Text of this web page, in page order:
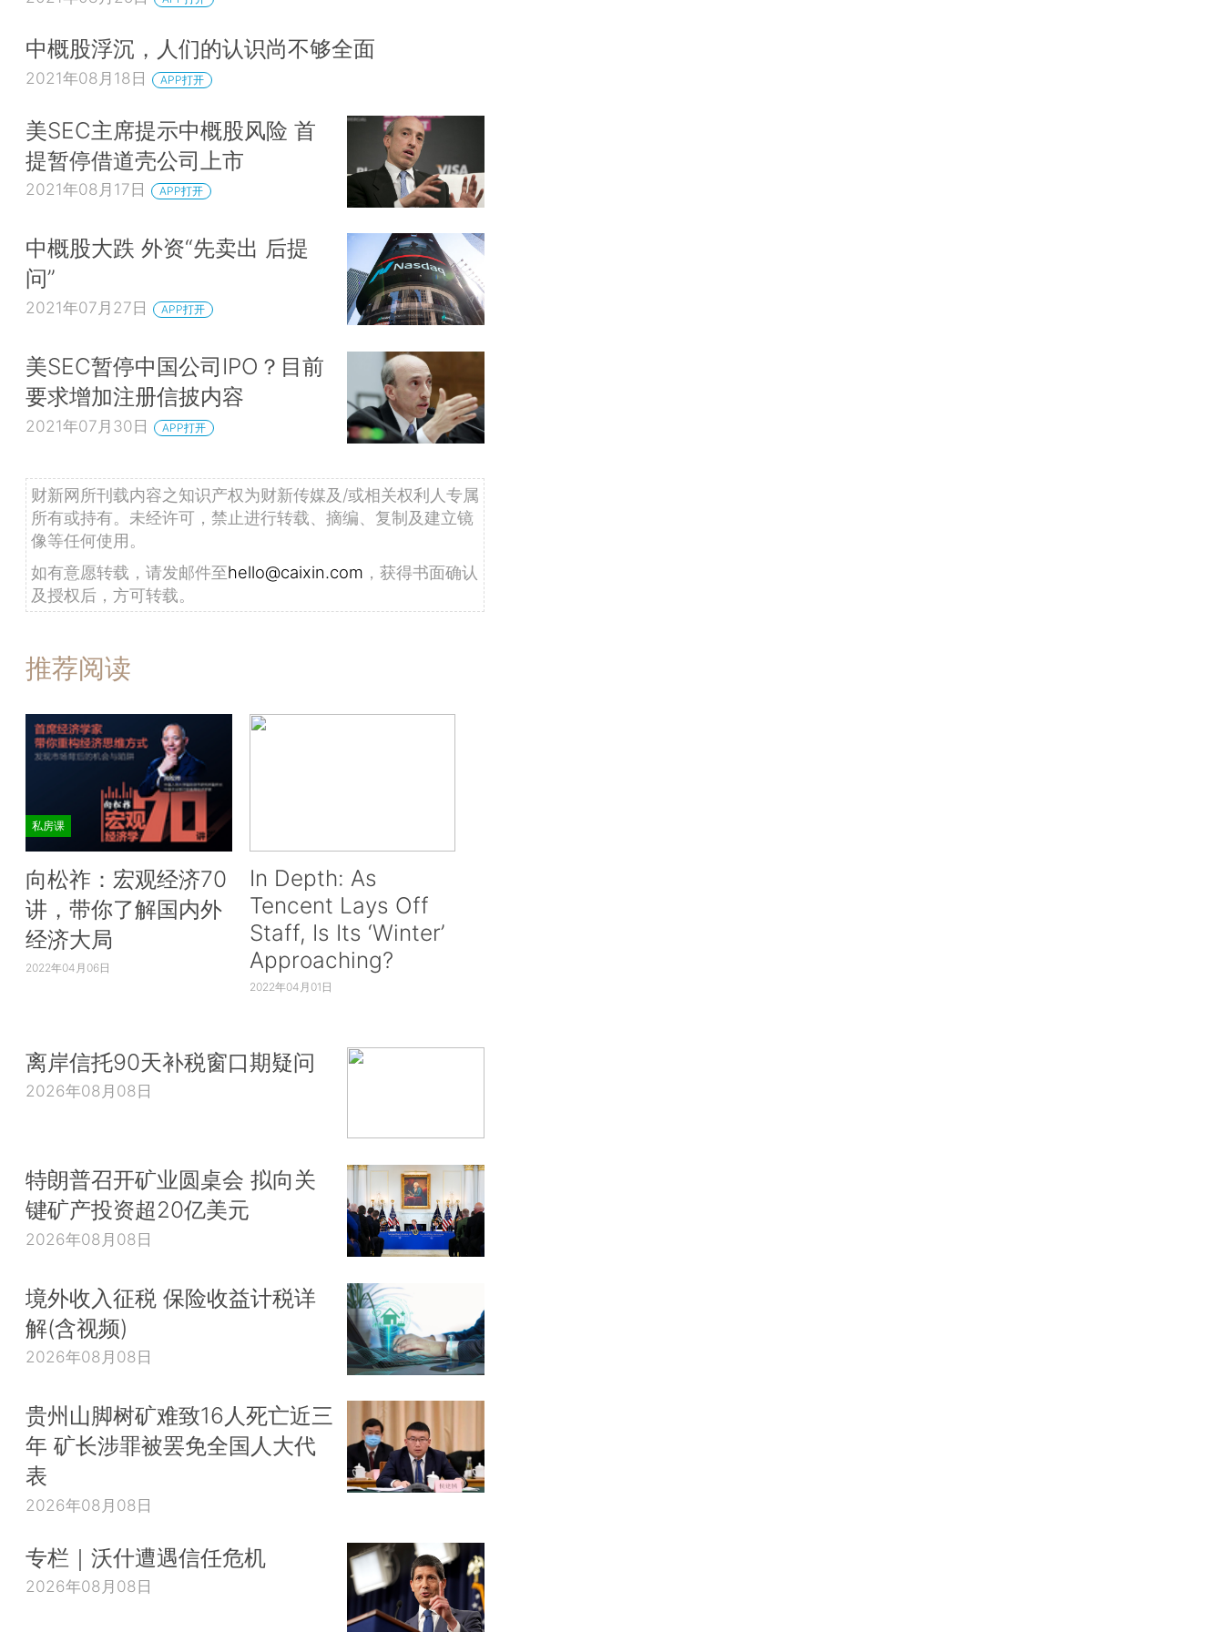
中概股浮沉，人们的认识尚不够全面
2021年08月18日 APP打开
美SEC主席提示中概股风险 首
提暂停借道壳公司上市
2021年08月17日 APP打开
中概股大跌 外资“先卖出 后提
问”
2021年07月27日 APP打开
美SEC暂停中国公司IPO？目前
要求增加注册信披内容
2021年07月30日 APP打开
财新网所刊载内容之知识产权为财新传媒及/或相关权利人专属
所有或持有。未经许可，禁止进行转载、摘编、复制及建立镜
像等任何使用。
如有意愿转载，请发邮件至hello@caixin.com ，获得书面确认
及授权后，方可转载。
推荐阅读
私房课
向松祚：宏观经济70
讲，带你了解国内外
经济大局
2022年04月06日
In Depth: As
Tencent Lays Off
Staff, Is Its ‘Winter’
Approaching?
2022年04月01日
离岸信托90天补税窗口期疑问
2026年08月08日
特朗普召开矿业圆桌会 拟向关
键矿产投资超20亿美元
2026年08月08日
境外收入征税 保险收益计税详
解(含视频)
2026年08月08日
贵州山脚树矿难致16人死亡近三
年 矿长涉罪被罢免全国人大代
表
2026年08月08日
专栏｜沃什遭遇信任危机
2026年08月08日